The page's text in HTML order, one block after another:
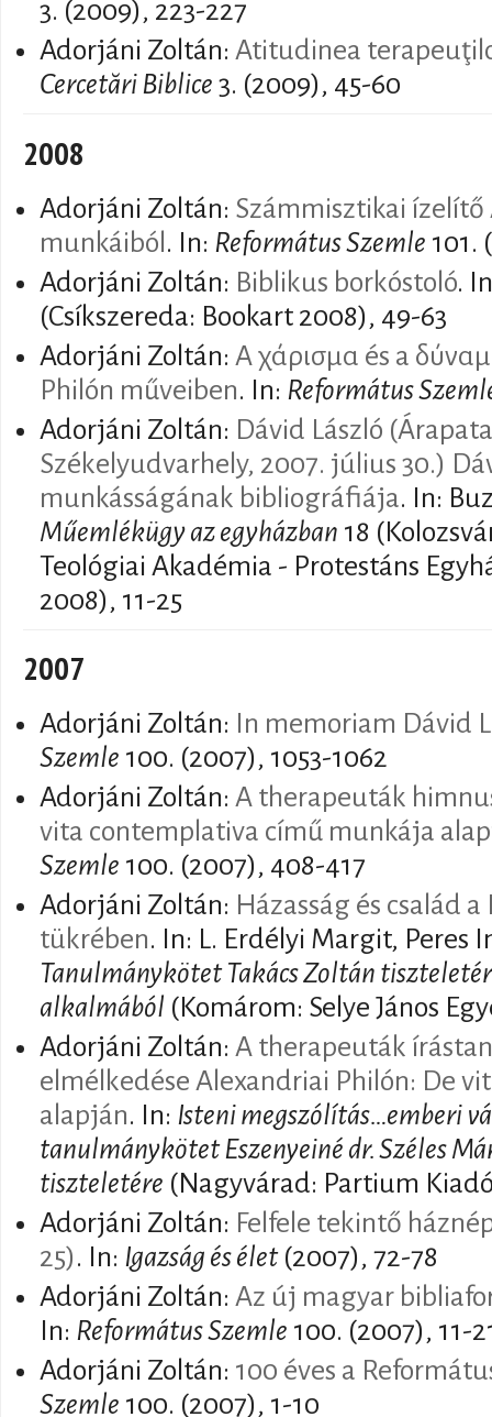
3. (2009), 223-227
Adorjáni Zoltán: Atitudinea
Cercetări Biblice 3. (2009), 45-60
2008
Adorjáni Zoltán: Számmisztikai
munkáiból . In: Református Szemle 101.
Adorjáni Zoltán: Biblikus borkóstoló.
(Csíkszereda: Bookart 2008), 49-63
Adorjáni Zoltán: A χάρισμα és a
Philón műveiben. In: Református
Adorjáni Zoltán: Dávid László
Székelyudvarhely, 2007. július 30.)
munkásságának bibliográfiája. In:
Műemlékügy az egyházban 18
Teológiai Akadémia - Protestáns
2008), 11-25
2007
Adorjáni Zoltán:
In memoriam Dávid
Szemle 100. (2007), 1053-1062
Adorjáni Zoltán: A therapeuták
vita contemplativa című munkája
Szemle 100. (2007), 408-417
Adorjáni Zoltán: Házasság és család
tükrében. In: L. Erdélyi Margit, Peres
Tanulmánykötet Takács Zoltán
alkalmából (Komárom: Selye János
Adorjáni Zoltán: A therapeuták
elmélkedése Alexandriai Philón: De
alapján. In: Isteni megszólítás…emberi
tanulmánykötet Eszenyeiné dr. Széles
tiszteletére (Nagyvárad: Partium
Adorjáni Zoltán: Felfele tekintő
25). In: Igazság és élet(2007), 72-78
Adorjáni Zoltán: Az új magyar
In: Református Szemle 100. (2007), 11-
Adorjáni Zoltán: 100 éves a
Szemle 100. (2007), 1-10